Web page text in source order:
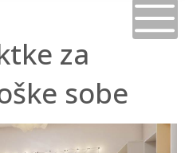
za
sobe